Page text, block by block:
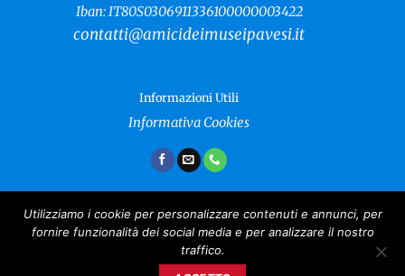
Iban: IT80S0306911336100000003422
contatti@amicideimuseipavesi.it
Informazioni Utili
Informativa Cookies
Amici dei Musei e Monumenti Pavesi
Copyright 2024 ©
Utilizziamo i cookie per personalizzare contenuti e annunci, per
fornire funzionalità dei social media e per analizzare il nostro
traffico.